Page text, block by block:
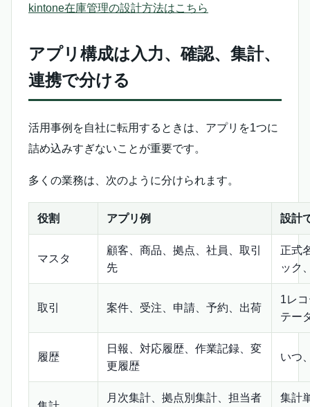
kintone在庫管理の設計方法はこちら
アプリ構成は入力、確認、集計、
連携で分ける
活用事例を自社に転用するときは、アプリを1つに
詰め込みすぎないことが重要です。
多くの業務は、次のように分けられます。
役割 アプリ例 設計
マスタ
顧客、商品、拠点、社員、取引
先
正式
ック
取引 案件、受注、申請、予約、出荷
1レ
テー
履歴
日報、対応履歴、作業記録、変
更履歴
いつ
月次集計、拠点別集計、担当者
集計